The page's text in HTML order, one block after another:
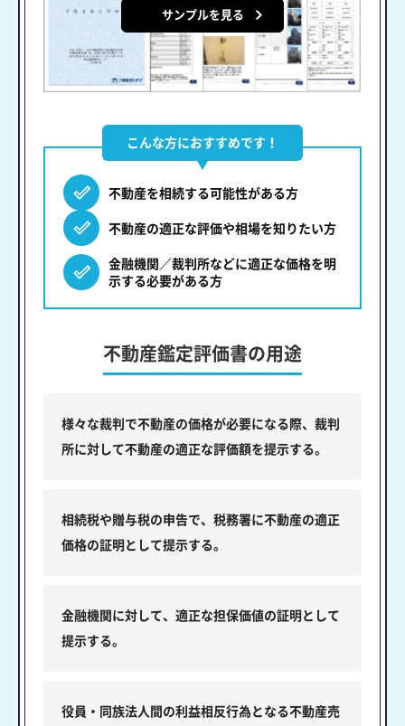
サンプルを見る
こんな方におすすめです！
不動産を相続する可能性がある方
不動産の適正な評価や相場を知りたい方
金融機関／裁判所などに適正な価格を明
示する必要がある方
不動産鑑定評価書の用途
様々な裁判で不動産の価格が必要になる際、裁判
所に対して不動産の適正な評価額を提示する。
相続税や贈与税の申告で、税務署に不動産の適正
価格の証明として提示する。
金融機関に対して、適正な担保価値の証明として
提示する。
役員・同族法人間の利益相反行為となる不動産売